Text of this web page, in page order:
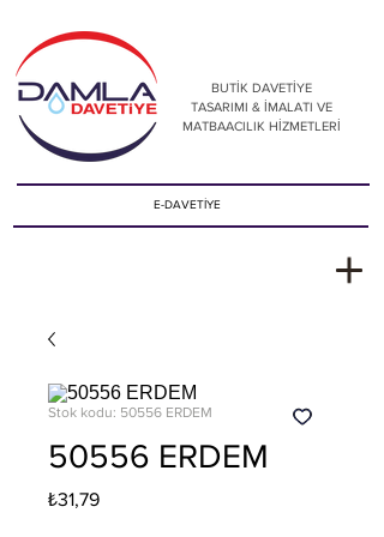
BUTİK DAVETİYE
TASARIMI & İMALATI VE
MATBAACILIK HİZMETLERİ
E-DAVETİYE
Stok kodu: 50556 ERDEM
50556 ERDEM
₺31,79Fiyat